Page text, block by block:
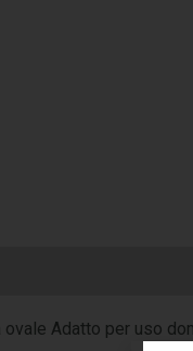
ovale Adatto per uso